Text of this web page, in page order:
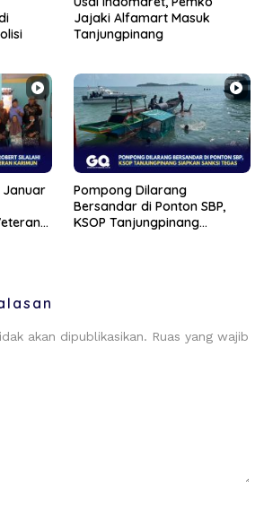
Jajaki Alfamart Masuk
Tanjungpinang
Januar
Pompong Dilarang
Bersandar di Ponton SBP,
KSOP Tanjungpinang
akan dipublikasikan. Ruas yang wajib